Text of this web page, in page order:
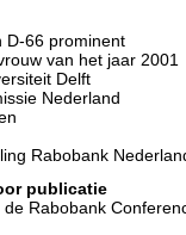
D-66 prominent
van het jaar 2001
Delft
Nederland
Rabobank
publicatie
Rabobank